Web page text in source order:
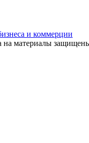
и коммерции
на материалы